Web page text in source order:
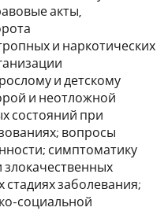
акты,
и наркотических
и детскому
и неотложной
состояний при
вопросы
симптоматику
заболевания;
социальной